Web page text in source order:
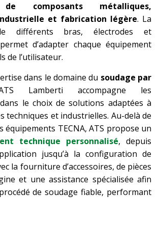
de composants métalliques,
et fabrication légère. La
différents bras, électrodes et
d’adapter chaque équipement
de l’utilisateur.
dans le domaine du soudage par
Lamberti accompagne les
le choix de solutions adaptées à
techniques et industrielles. Au-delà de
équipements TECNA, ATS propose un
technique personnalisé, depuis
jusqu’à la configuration de
la fourniture d’accessoires, de pièces
et une assistance spécialisée afin
de soudage fiable, performant